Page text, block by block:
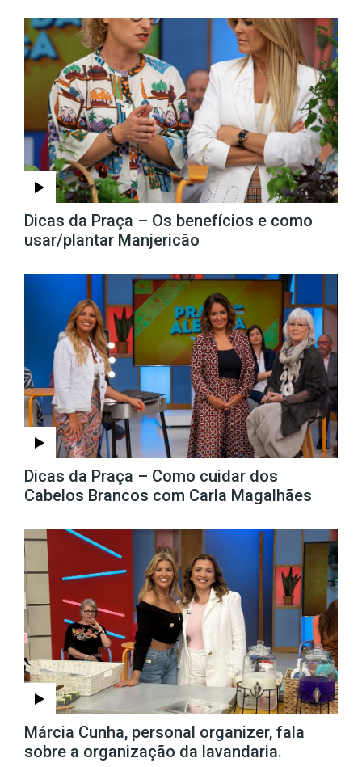
Dicas da Praça – Os benefícios e como
usar/plantar Manjericão
Dicas da Praça – Como cuidar dos
Cabelos Brancos com Carla Magalhães
Márcia Cunha, personal organizer, fala
sobre a organização da lavandaria.